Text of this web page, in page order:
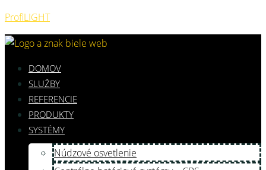
ProfiLIGHT
DOMOV
SLUŽBY
REFERENCIE
PRODUKTY
SYSTÉMY
Núdzové osvetlenie